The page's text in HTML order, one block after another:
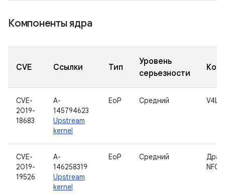
Компоненты ядра
CVE Ссылки Тип
Уровень
серьезности
CVE-
2019-
18683
A-
145794623
Upstream
kernel
EoP Средний V4L2
CVE-
2019-
19526
A-
146258319
Upstream
kernel
EoP Средний
NFC